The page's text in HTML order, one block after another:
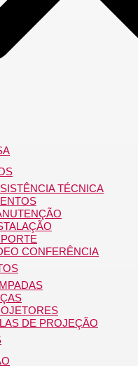
TÉCNICA
CONFERÊNCIA
DE PROJEÇÃO